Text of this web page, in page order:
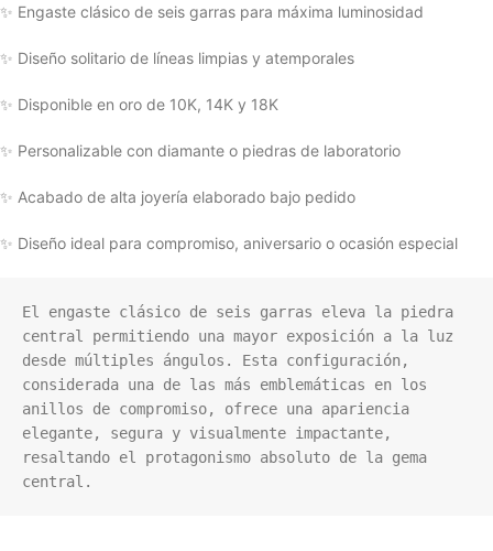
✨ Engaste clásico de seis garras para máxima luminosidad
✨ Diseño solitario de líneas limpias y atemporales
✨ Disponible en oro de 10K, 14K y 18K
✨ Personalizable con diamante o piedras de laboratorio
✨ Acabado de alta joyería elaborado bajo pedido
✨ Diseño ideal para compromiso, aniversario o ocasión especial
El engaste clásico de seis garras eleva la piedra
central permitiendo una mayor exposición a la luz
desde múltiples ángulos. Esta configuración,
considerada una de las más emblemáticas en los
anillos de compromiso, ofrece una apariencia
elegante, segura y visualmente impactante,
resaltando el protagonismo absoluto de la gema
central.